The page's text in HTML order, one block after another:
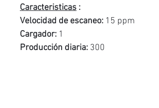
Caracteristicas :
Velocidad de escaneo: 15 ppm
Cargador: 1
Producción diaria: 300